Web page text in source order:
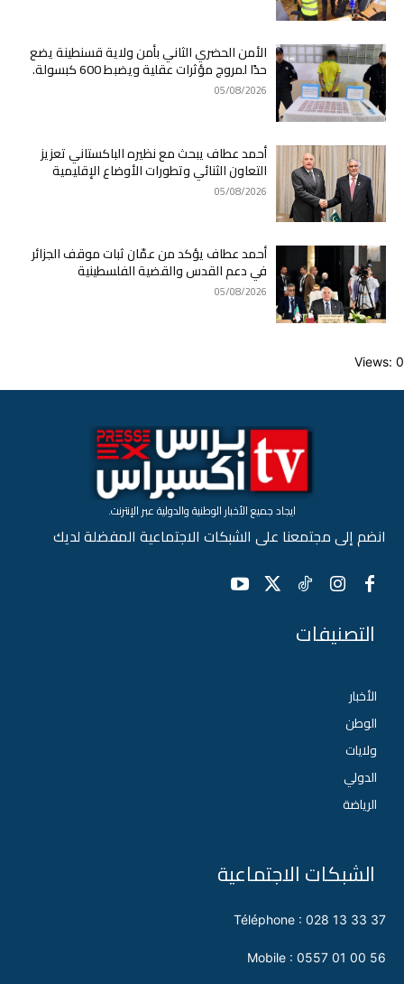
الأمن الحضري الثاني بأمن ولاية قسنطينة يضع
حدًا لمروج مؤثرات عقلية ويضبط 600 كبسولة.
05/08/2026
أحمد عطاف يبحث مع نظيره الباكستاني تعزيز
التعاون الثنائي وتطورات الأوضاع الإقليمية
05/08/2026
أحمد عطاف يؤكد من عمّان ثبات موقف الجزائر
في دعم القدس والقضية الفلسطينية
05/08/2026
Views: 0
الشبكات الاجتماعية
Téléphone : 028 13 33 37
Mobile : 0557 01 00 56
التصنيفات
الأخبار
الوطن
ولايات
الدولي
الرياضة
ايجاد جميع الأخبار الوطنية والدولية عبر الإنترنت.
انضم إلى مجتمعنا على الشبكات الاجتماعية المفضلة لديك